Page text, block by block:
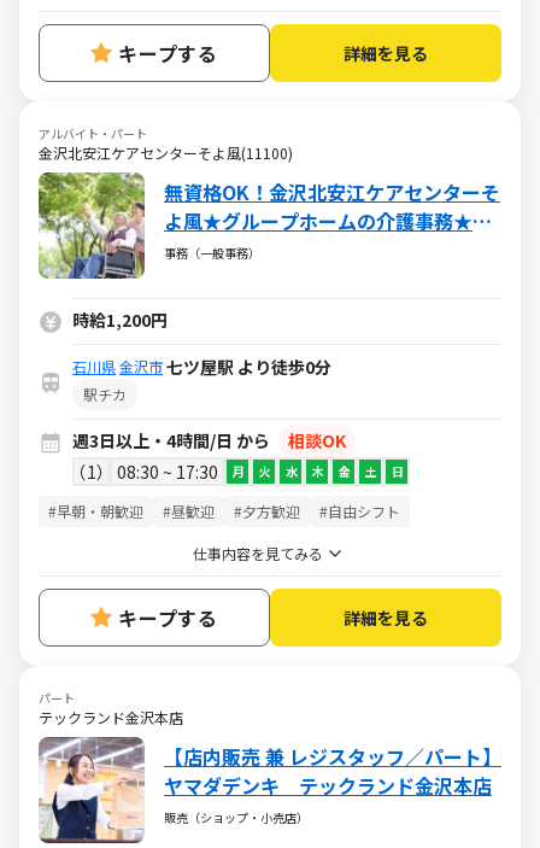
キープする 詳細を見る
アルバイト・パート
金沢北安江ケアセンターそよ風(11100)
無資格OK！金沢北安江ケアセンターそ
よ風★グループホームの介護事務★ブ
ランクOK・社保完備・各種手当あり
事務（一般事務）
時給1,200円
石川県金沢市七ツ屋駅 より徒歩0分
駅チカ
週3日以上・4時間/日 から
相談OK
1
08:30 ~ 17:30 月 火 水 木 金 土 日
#早朝・朝歓迎 #昼歓迎 #夕方歓迎 #自由シフト
仕事内容を見てみる
キープする 詳細を見る
パート
テックランド金沢本店
【店内販売 兼 レジスタッフ／パート】
ヤマダデンキ テックランド金沢本店
販売（ショップ・小売店）